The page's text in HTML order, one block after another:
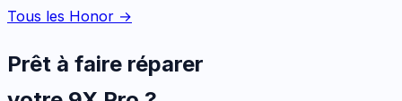
Tous les Honor →
Prêt à faire réparer